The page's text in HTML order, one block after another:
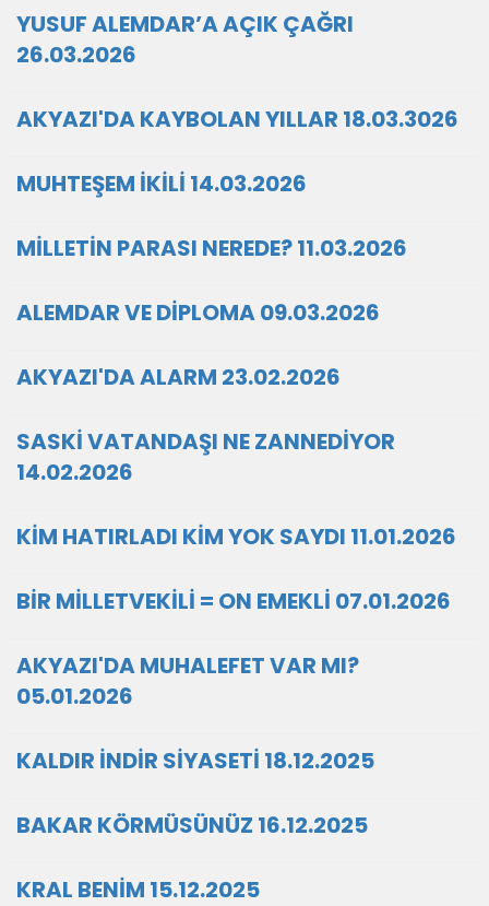
YUSUF ALEMDAR’A AÇIK ÇAĞRI
26.03.2026
AKYAZI'DA KAYBOLAN YILLAR 18.03.3026
MUHTEŞEM İKİLİ 14.03.2026
MİLLETİN PARASI NEREDE? 11.03.2026
ALEMDAR VE DİPLOMA 09.03.2026
AKYAZI'DA ALARM 23.02.2026
SASKİ VATANDAŞI NE ZANNEDİYOR
14.02.2026
KİM HATIRLADI KİM YOK SAYDI 11.01.2026
BİR MİLLETVEKİLİ = ON EMEKLİ 07.01.2026
AKYAZI'DA MUHALEFET VAR MI?
05.01.2026
KALDIR İNDİR SİYASETİ 18.12.2025
BAKAR KÖRMÜSÜNÜZ 16.12.2025
KRAL BENİM 15.12.2025